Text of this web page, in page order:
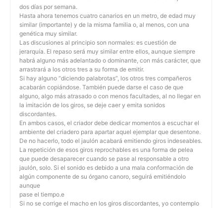
dos días por semana.
Hasta ahora tenemos cuatro canarios en un metro, de edad muy
similar (importante) y de la misma familia o, al menos, con una
genética muy similar.
Las discusiones al principio son normales: es cuestión de
jerarquía. El repaso será muy similar entre ellos, aunque siempre
habrá alguno más adelantado o dominante, con más carácter, que
arrastrará a los otros tres a su forma de emitir.
Si hay alguno “diciendo palabrotas”, los otros tres compañeros
acabarán copiándose. También puede darse el caso de que
alguno, algo más atrasado o con menos facultades, al no llegar en
la imitación de los giros, se deje caer y emita sonidos
discordantes.
En ambos casos, el criador debe dedicar momentos a escuchar el
ambiente del criadero para apartar aquel ejemplar que desentone.
De no hacerlo, todo el jaulón acabará emitiendo giros indeseables.
La repetición de esos giros reprochables es una forma de pelea
que puede desaparecer cuando se pase al responsable a otro
jaulón, solo. Si el sonido es debido a una mala conformación de
algún componente de su órgano canoro, seguirá emitiéndolo
aunque
pase el tiempo.e
Si no se corrige el macho en los giros discordantes, yo contemplo